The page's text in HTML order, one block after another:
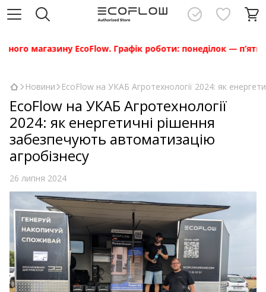
магазину EcoFlow. Графік роботи: понеділок — п’ятниця
Новини EcoFlow на УКАБ Агротехнології 2024: як
EcoFlow на УКАБ Агротехнології
2024: як енергетичні рішення
забезпечують автоматизацію
агробізнесу
26 липня 2024